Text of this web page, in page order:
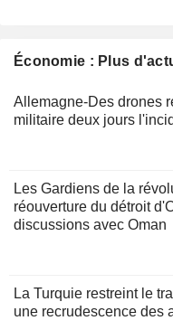
Économie : Plus
Allemagne-Des drones
militaire deux jours
Les Gardiens de la
réouverture du détroit
discussions avec Oman
La Turquie restreint le
une recrudescence des